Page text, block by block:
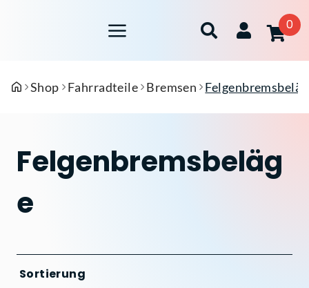
0
Shop Fahrradteile Bremsen
Felgenbremsbeläg
e
Sortierung